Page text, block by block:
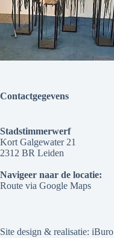
Contactgegevens
Stadstimmerwerf
Kort Galgewater 21
2312 BR Leiden
Navigeer naar de locatie:
Route via Google Maps
Site design & realisatie: iBuro